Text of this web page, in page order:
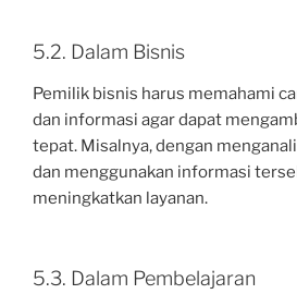
5.2. Dalam Bisnis
Pemilik bisnis harus memahami
dan informasi agar dapat
tepat. Misalnya, dengan
dan menggunakan informasi
meningkatkan layanan.
5.3. Dalam Pembelajaran